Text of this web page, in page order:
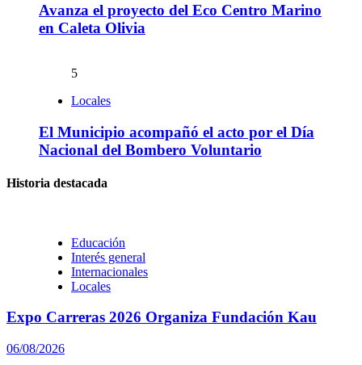
Avanza el proyecto del Eco Centro Marino
en Caleta Olivia
5
Locales
El Municipio acompañó el acto por el Día
Nacional del Bombero Voluntario
Historia destacada
Educación
Interés general
Internacionales
Locales
Expo Carreras 2026 Organiza Fundación Kau
06/08/2026